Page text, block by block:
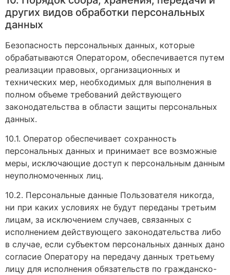
других видов обработки персональных
данных
Безопасность персональных данных, которые
обрабатываются Оператором, обеспечивается путем
реализации правовых, организационных и
технических мер, необходимых для выполнения в
полном объеме требований действующего
законодательства в области защиты персональных
данных.
10.1. Оператор обеспечивает сохранность
персональных данных и принимает все возможные
меры, исключающие доступ к персональным данным
неуполномоченных лиц.
10.2. Персональные данные Пользователя никогда,
ни при каких условиях не будут переданы третьим
лицам, за исключением случаев, связанных с
исполнением действующего законодательства либо
в случае, если субъектом персональных данных дано
согласие Оператору на передачу данных третьему
лицу для исполнения обязательств по гражданско-